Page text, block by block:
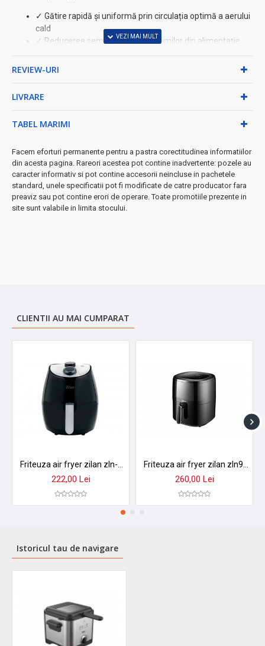
✓ Gătire rapidă și uniformă prin circulația optimă a aerului
cald
✓ Reducerea semnificativă a grăsimilor din alimentație
bucătărie
✓ Control precis al temperaturii și timpului de gătire
★ Versatilitate maximă
- ideală pentru prăjire, coacere, grătare
totul se pregătește rapid și sănătos.
Specificații tehnice:
• Capacitate optimă pentru familii mici și medii
• Putere eficicentă pentru rezultate rapide
• Timer programabil cu oprire automată
REVIEW-URI
LIVRARE
TABEL MARIMI
Facem eforturi permanente pentru a pastra corectitudinea informatiilor
din acesta pagina. Rareori acestea pot contine inadvertente: pozele au
caracter informativ si pot contine accesorii neincluse in pachetele
standard, unele specificatii pot fi modificate de catre producator fara
preaviz sau pot contine erori de operare. Toate promotiile prezente in
site sunt valabile in limita stocului.
CLIENTII AU MAI CUMPARAT
222,00 Lei 260,00 Lei
Istoricul tau de navigare